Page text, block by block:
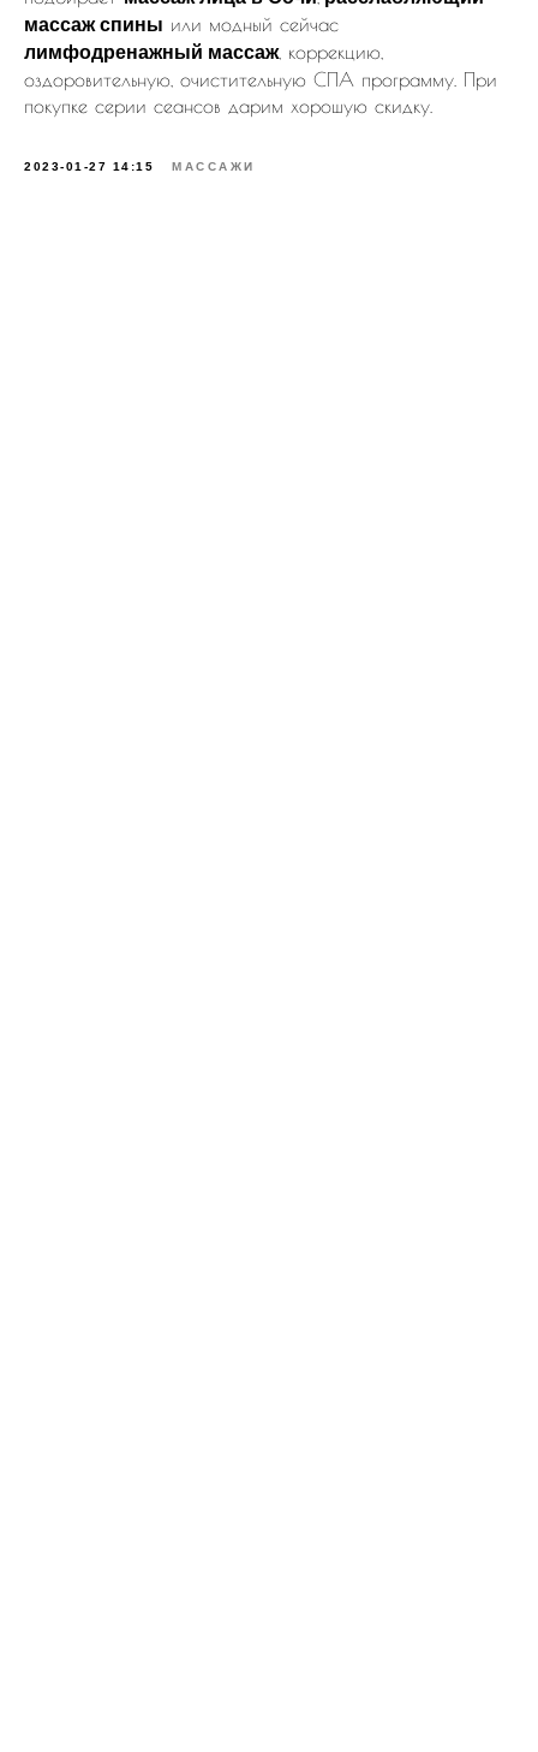
массаж спины или модный сейчас
лимфодренажный массаж, коррекцию,
оздоровительную, очистительную СПА программу. При
покупке серии сеансов дарим хорошую скидку.
2023-01-27 14:15 МАССАЖИ